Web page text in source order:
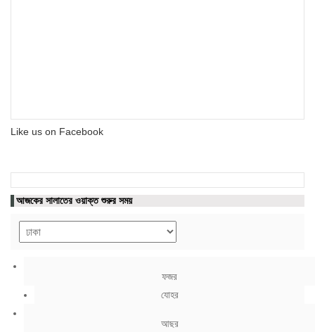
Like us on Facebook
আজকের সালাতের ওয়াক্ত শুরুর সময়
ফজর
যোহর
আছর